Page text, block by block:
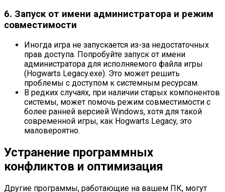
6. Запуск от имени администратора и режим
совместимости
Иногда игра не запускается из-за недостаточных
прав доступа. Попробуйте запуск от имени
администратора для исполняемого файла игры
(Hogwarts Legacy.exe). Это может решить
проблемы с доступом к системным ресурсам.
В редких случаях, при наличии старых компонентов
системы, может помочь режим совместимости с
более ранней версией Windows, хотя для такой
современной игры, как Hogwarts Legacy, это
маловероятно.
Устранение программных
конфликтов и оптимизация
Другие программы, работающие на вашем ПК, могут